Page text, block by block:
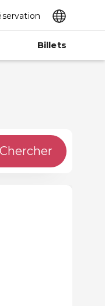
Billets
Chercher